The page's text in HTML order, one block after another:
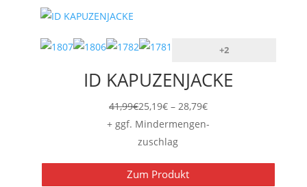
+2
ID KAPUZENJACKE
41,99€25,19€ – 28,79€Preisspanne:
25,19€
+ ggf. Mindermengen-
zuschlag
Zum Produkt